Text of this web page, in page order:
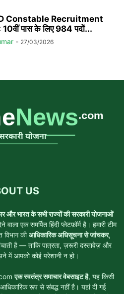
Constable Recruitment
पास के लिए 984 पदों...
- 27/03/2026
US
और भारत के सभी राज्यों की सरकारी योजनाओं
वाला एक समर्पित हिंदी प्लेटफ़ॉर्म है। हमारी टीम
विभाग कीआधिकारिक अधिसूचना से जांचकर,
है — ताकि पात्रता, ज़रूरी दस्तावेज़ और
में आपको कोई परेशानी न हो।
एक स्वतंत्र समाचार वेबसाइट है, यह किसी
रूप से संबद्ध नहीं है। यहां दी गई